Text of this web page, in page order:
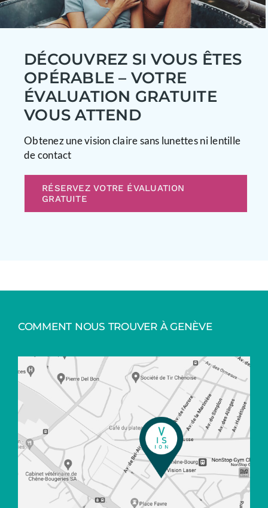
DÉCOUVREZ SI VOUS ÊTES
OPÉRABLE – VOTRE
ÉVALUATION GRATUITE
VOUS ATTEND
Obtenez une vision claire sans lunettes ni lentille
de contact
RÉSERVEZ VOTRE ÉVALUATION
GRATUITE
COMMENT NOUS TROUVER À GENÈVE